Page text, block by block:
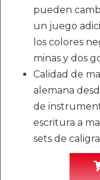
pueden
un juego
los colores
minas y dos
Calidad de
alemana
de
escritura a
sets de